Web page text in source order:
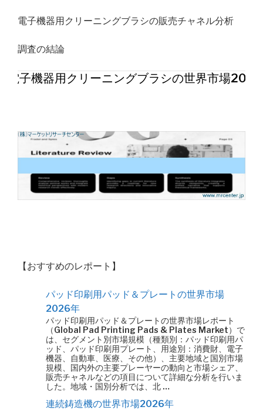
電子機器用クリーニングブラシの販売チャネル分析
調査の結論
電子機器用クリーニングブラシの世界市場
【おすすめのレポート】
パッド印刷用パッド＆プレートの世界市場
2026年
パッド印刷用パッド＆プレートの世界市場レポート
（Global Pad Printing Pads & Plates Market）で
は、セグメント別市場規模（種類別：パッド印刷用パ
ッド、パッド印刷用プレート、用途別：消費財、電子
機器、自動車、医療、その他）、主要地域と国別市場
規模、国内外の主要プレーヤーの動向と市場シェア、
販売チャネルなどの項目について詳細な分析を行いま
した。地域・国別分析では、北 …
連続鋳造機の世界市場2026年